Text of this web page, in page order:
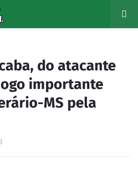
do atacante
importante
MS pela